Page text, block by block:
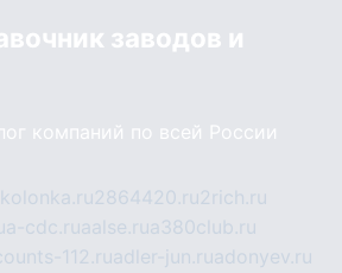
заводов и
компаний по всей России
2864420.ru2rich.ru
a-cdc.ruaalse.rua380club.ru
112.ruadler-jun.ruadonyev.ru